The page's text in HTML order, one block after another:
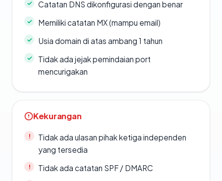
Catatan DNS dikonfigurasi dengan benar
Memiliki catatan MX (mampu email)
Usia domain di atas ambang 1 tahun
Tidak ada jejak pemindaian port
mencurigakan
Kekurangan
Tidak ada ulasan pihak ketiga independen
yang tersedia
Tidak ada catatan SPF / DMARC